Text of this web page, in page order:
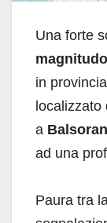
Una forte
in
localizzato
a
ad una
Paura tra